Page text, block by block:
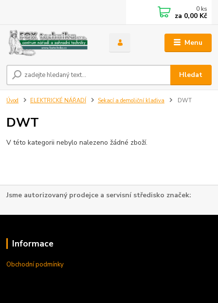
Menu
Hledat
0 ks
za 0,00 Kč
Úvod ELEKTRICKÉ NÁŘADÍ Sekací a demoliční kladiva DWT
DWT
V této kategorii nebylo nalezeno žádné zboží.
Jsme autorizovaný prodejce a servisní středisko značek:
Informace
Obchodní podmínky